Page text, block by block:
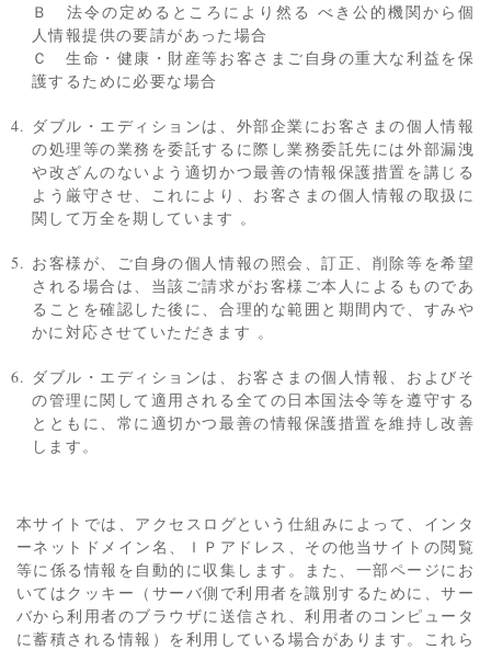
Ｂ 法令の定めるところにより然る べき公的機関から個
人情報提供の要請があった場合
Ｃ 生命・健康・財産等お客さまご自身の重大な利益を保
護するために必要な場合
ダブル・エディションは、外部企業にお客さまの個人情報
の処理等の業務を委託するに際し業務委託先には外部漏洩
や改ざんのないよう適切かつ最善の情報保護措置を講じる
よう厳守させ、これにより、お客さまの個人情報の取扱に
関して万全を期しています 。
お客様が、ご自身の個人情報の照会、訂正、削除等を希望
される場合は、当該ご請求がお客様ご本人によるものであ
ることを確認した後に、合理的な範囲と期間内で、すみや
かに対応させていただきます 。
ダブル・エディションは、お客さまの個人情報、およびそ
の管理に関して適用される全ての日本国法令等を遵守する
とともに、常に適切かつ最善の情報保護措置を維持し改善
します。
本サイトでは、アクセスログという仕組みによって、インタ
ーネットドメイン名、ＩＰアドレス、その他当サイトの閲覧
等に係る情報を自動的に収集します。また、一部ページにお
いてはクッキー（サーバ側で利用者を識別するために、サー
バから利用者のブラウザに送信され、利用者のコンピュータ
に蓄積される情報）を利用している場合があります。これら